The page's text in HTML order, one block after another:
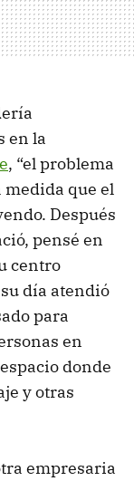
en la
, “el problema
que el
Después
pensé en
centro
día atendió
para
en
donde
y otras
empresaria